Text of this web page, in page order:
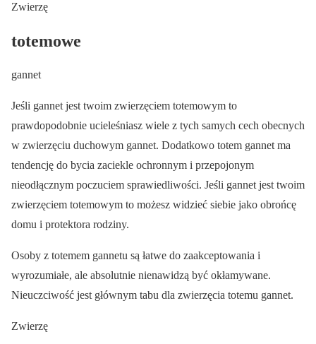
Zwierzę
totemowe
gannet
Jeśli gannet jest twoim zwierzęciem totemowym to
prawdopodobnie ucieleśniasz wiele z tych samych cech obecnych
w zwierzęciu duchowym gannet. Dodatkowo totem gannet ma
tendencję do bycia zaciekle ochronnym i przepojonym
nieodłącznym poczuciem sprawiedliwości. Jeśli gannet jest twoim
zwierzęciem totemowym to możesz widzieć siebie jako obrońcę
domu i protektora rodziny.
Osoby z totemem gannetu są łatwe do zaakceptowania i
wyrozumiałe, ale absolutnie nienawidzą być okłamywane.
Nieuczciwość jest głównym tabu dla zwierzęcia totemu gannet.
Zwierzę